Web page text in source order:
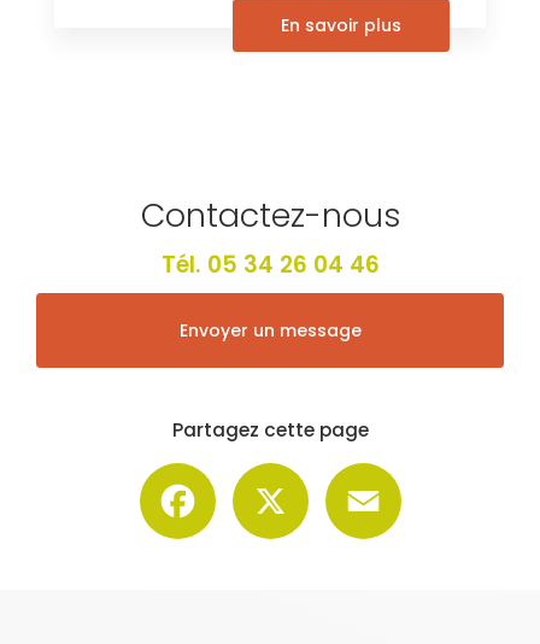
En savoir plus
Contactez-nous
Tél. 05 34 26 04 46
Envoyer un message
Partagez cette page
Facebook